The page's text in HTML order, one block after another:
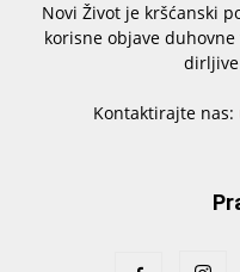
Novi Život je kršćanski
korisne objave
Kontaktirajte nas: